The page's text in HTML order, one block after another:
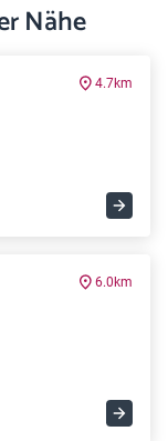
Nähe
4.7km
6.0km